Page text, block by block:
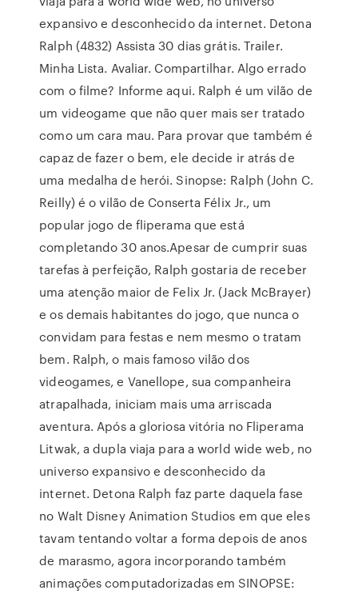
expansivo e desconhecido da internet. Detona
Ralph (4832) Assista 30 dias grátis. Trailer.
Minha Lista. Avaliar. Compartilhar. Algo errado
com o filme? Informe aqui. Ralph é um vilão de
um videogame que não quer mais ser tratado
como um cara mau. Para provar que também é
capaz de fazer o bem, ele decide ir atrás de
uma medalha de herói. Sinopse: Ralph (John C.
Reilly) é o vilão de Conserta Félix Jr., um
popular jogo de fliperama que está
completando 30 anos.Apesar de cumprir suas
tarefas à perfeição, Ralph gostaria de receber
uma atenção maior de Felix Jr. (Jack McBrayer)
e os demais habitantes do jogo, que nunca o
convidam para festas e nem mesmo o tratam
bem. Ralph, o mais famoso vilão dos
videogames, e Vanellope, sua companheira
atrapalhada, iniciam mais uma arriscada
aventura. Após a gloriosa vitória no Fliperama
Litwak, a dupla viaja para a world wide web, no
universo expansivo e desconhecido da
internet. Detona Ralph faz parte daquela fase
no Walt Disney Animation Studios em que eles
tavam tentando voltar a forma depois de anos
de marasmo, agora incorporando também
animações computadorizadas em SINOPSE: